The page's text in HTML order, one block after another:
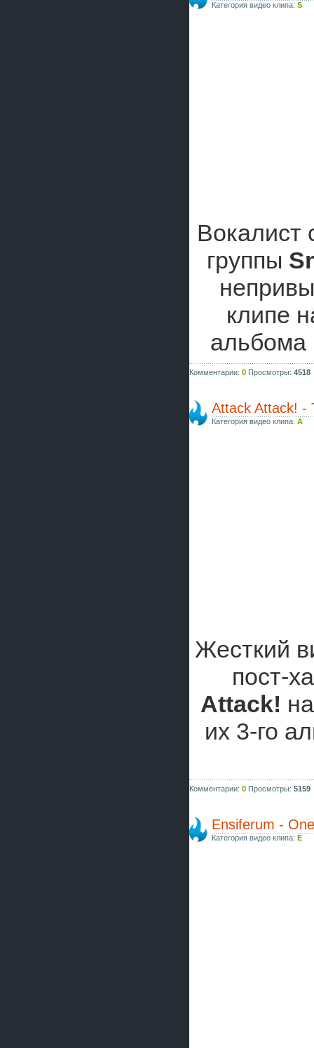
Категория видео клипа: S
Вокалист
группы
клипе
альбома
Комментарии: 0 Просмотры: 4518
Attack Attack! -
Категория видео клипа: A
Жесткий
пост-
Attack!
их 3-го
Комментарии: 0 Просмотры: 5159
Ensiferum -
Категория видео клипа: E